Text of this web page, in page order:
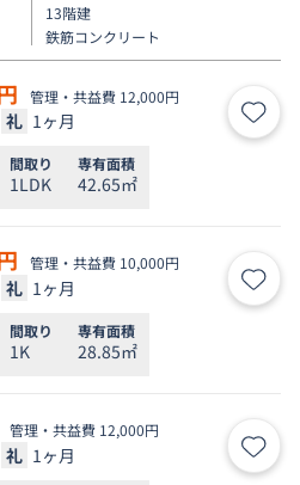
13階建
鉄筋コンクリート
管理・共益費 12,000円
礼 1ヶ月 お気
間取り
1LDK
専有面積
42.65㎡
管理・共益費 10,000円
礼 1ヶ月 お気
間取り
1K
専有面積
28.85㎡
管理・共益費 12,000円
礼 1ヶ月 お気